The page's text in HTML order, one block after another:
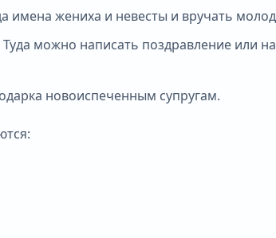
имена жениха и невесты и вручать
можно написать поздравление или
новоиспеченным супругам.